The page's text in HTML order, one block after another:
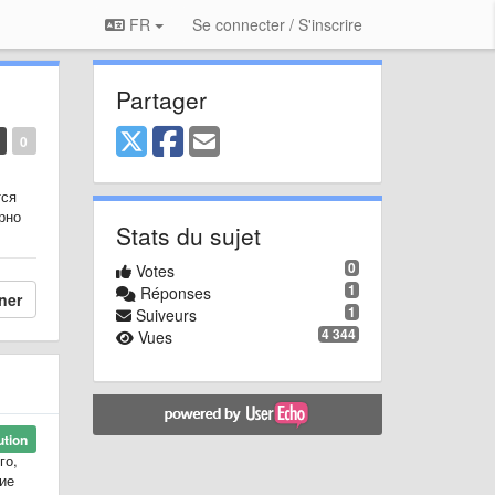
FR Se connecter / S'inscrire
0
Partager
Stats du sujet
0
Votes
1
Réponses
1
Suiveurs
4 344
Vues